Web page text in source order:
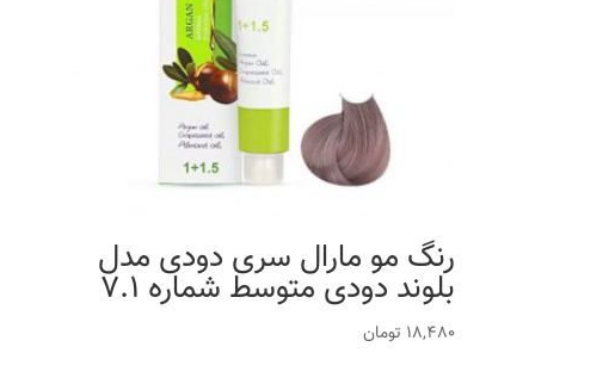
رنگ مو مارال سری دودی مدل
بلوند دودی متوسط شماره 7.1
18,480 تومان